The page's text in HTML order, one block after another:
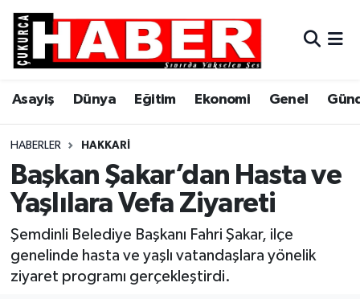
Asayiş Dünya Eğitim Ekonomi Genel
HABERLER HAKKARI
Başkan Şakar’dan Hasta ve
Yaşlılara Vefa Ziyareti
Şemdinli Belediye Başkanı Fahri Şakar, ilçe
genelinde hasta ve yaşlı vatandaşlara yönelik
ziyaret programı gerçekleştirdi.
Asayiş
Dünya
Eğitim
Ekonomi
Hava Durumu
Trafik Durumu
Süper Lig Puan Durumu ve Fikstür
Tüm Manşetler